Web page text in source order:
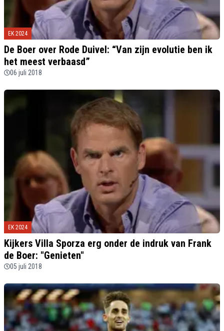
EK 2024
De Boer over Rode Duivel: “Van zijn evolutie ben ik
het meest verbaasd”
06 juli 2018
EK 2024
Kijkers Villa Sporza erg onder de indruk van Frank
de Boer: "Genieten"
05 juli 2018